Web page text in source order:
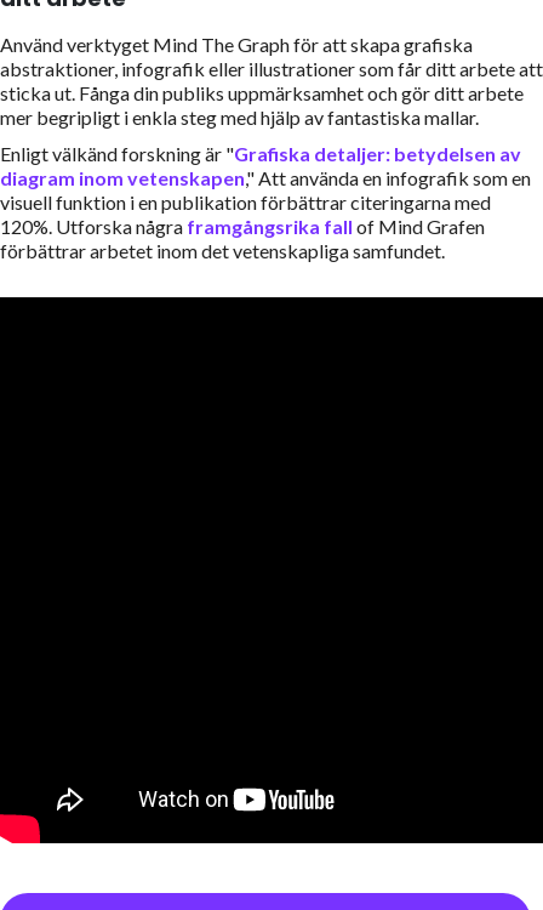
Använd verktyget Mind The Graph för att skapa grafiska
abstraktioner, infografik eller illustrationer som får ditt arbete att
sticka ut. Fånga din publiks uppmärksamhet och gör ditt arbete
mer begripligt i enkla steg med hjälp av fantastiska mallar.
Enligt välkänd forskning är "Grafiska detaljer: betydelsen av
diagram inom vetenskapen," Att använda en infografik som en
visuell funktion i en publikation förbättrar citeringarna med
120%. Utforska några framgångsrika fall of Mind Grafen
förbättrar arbetet inom det vetenskapliga samfundet.